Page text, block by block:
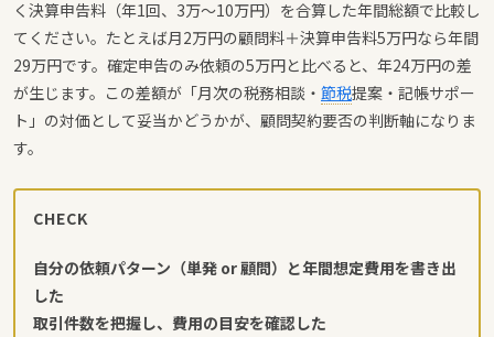
く決算申告料（年1回、3万〜10万円）を合算した年間総額で比較し
てください。たとえば月2万円の顧問料＋決算申告料5万円なら年間
29万円です。確定申告のみ依頼の5万円と比べると、年24万円の差
が生じます。この差額が「月次の税務相談・ 節税提案・記帳サポー
ト」の対価として妥当かどうかが、顧問契約要否の判断軸になりま
す。
CHECK
自分の依頼パターン（単発 or 顧問）と年間想定費用を書き出
した
取引件数を把握し、費用の目安を確認した